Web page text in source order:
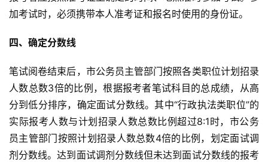
加考试时，必须携带本人准考证和报名时使用的身份证。
四、确定分数线
笔试阅卷结束后，市公务员主管部门按照各类职位计划招录
人数总数3倍的比例，根据报考者笔试科目的总成绩，从高
分到低分排序，确定面试分数线。其中“行政执法类职位”的
实际报考人数与计划招录人数总数比例超过8:1时，市公务
员主管部门按照计划招录人数总数4倍的比例，划定面试调
剂分数线。达到面试调剂分数线但未达到面试分数线的报考